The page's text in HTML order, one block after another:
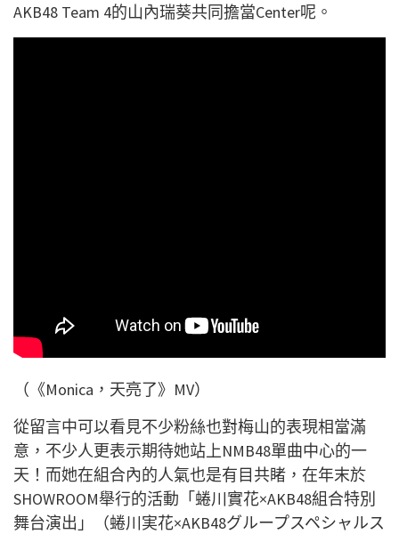
AKB48 Team 4的山內瑞葵共同擔當Center呢。
（ 《Monica，天亮了》MV）
從留言中可以看見不少粉絲也對梅山的表現相當滿
意，不少人更表示期待她站上NMB48單曲中心的一
天！而她在組合內的人氣也是有目共睹，在年末於
SHOWROOM舉行的活動「蜷川實花×AKB48組合特別
舞台演出」（蜷川実花×AKB48グループスペシャルス